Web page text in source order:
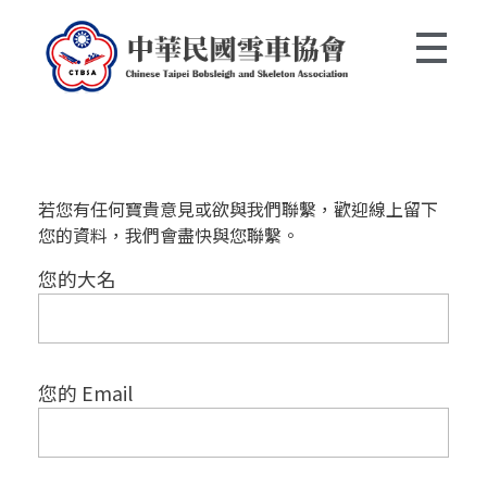
若您有任何寶貴意見或欲與我們聯繫，歡迎線上留下
您的資料，我們會盡快與您聯繫。
您的大名
您的 Email